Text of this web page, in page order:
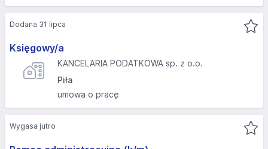
Księgowy/a
KANCELARIA PODATKOWA sp. z o.o.
Piła
umowa o pracę
Dodana 31 lipca
Wygasa jutro